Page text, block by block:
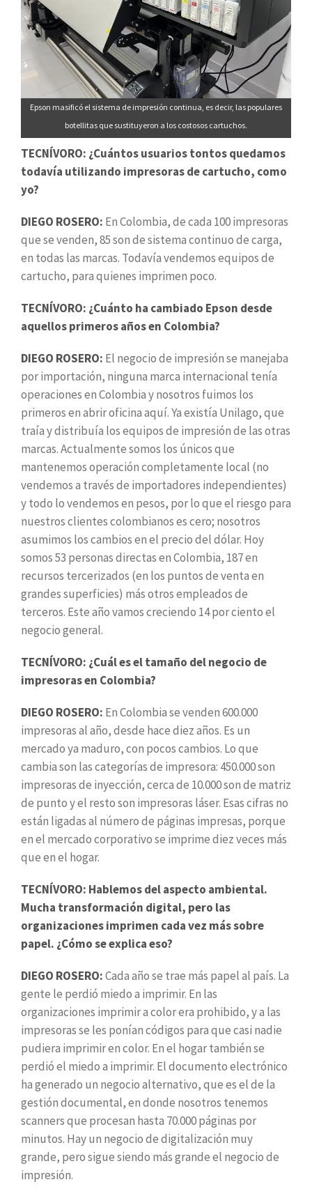
Epson masificó el sistema de impresión continua, es decir, las populares
botellitas que sustituyeron a los costosos cartuchos.
TECNÍVORO: ¿Cuántos usuarios tontos quedamos
todavía utilizando impresoras de cartucho, como
yo?
DIEGO ROSERO: En Colombia, de cada 100 impresoras
que se venden, 85 son de sistema continuo de carga,
en todas las marcas. Todavía vendemos equipos de
cartucho, para quienes imprimen poco.
TECNÍVORO: ¿Cuánto ha cambiado Epson desde
aquellos primeros años en Colombia?
DIEGO ROSERO: El negocio de impresión se manejaba
por importación, ninguna marca internacional tenía
operaciones en Colombia y nosotros fuimos los
primeros en abrir oficina aquí. Ya existía Unilago, que
traía y distribuía los equipos de impresión de las otras
marcas. Actualmente somos los únicos que
mantenemos operación completamente local (no
vendemos a través de importadores independientes)
y todo lo vendemos en pesos, por lo que el riesgo para
nuestros clientes colombianos es cero; nosotros
asumimos los cambios en el precio del dólar. Hoy
somos 53 personas directas en Colombia, 187 en
recursos tercerizados (en los puntos de venta en
grandes superficies) más otros empleados de
terceros. Este año vamos creciendo 14 por ciento el
negocio general.
TECNÍVORO: ¿Cuál es el tamaño del negocio de
impresoras en Colombia?
DIEGO ROSERO: En Colombia se venden 600.000
impresoras al año, desde hace diez años. Es un
mercado ya maduro, con pocos cambios. Lo que
cambia son las categorías de impresora: 450.000 son
impresoras de inyección, cerca de 10.000 son de matriz
de punto y el resto son impresoras láser. Esas cifras no
están ligadas al número de páginas impresas, porque
en el mercado corporativo se imprime diez veces más
que en el hogar.
TECNÍVORO: Hablemos del aspecto ambiental.
Mucha transformación digital, pero las
organizaciones imprimen cada vez más sobre
papel. ¿Cómo se explica eso?
DIEGO ROSERO:Cada año se trae más papel al país. La
gente le perdió miedo a imprimir. En las
organizaciones imprimir a color era prohibido, y a las
impresoras se les ponían códigos para que casi nadie
pudiera imprimir en color. En el hogar también se
perdió el miedo a imprimir. El documento electrónico
ha generado un negocio alternativo, que es el de la
gestión documental, en donde nosotros tenemos
scanners que procesan hasta 70.000 páginas por
minutos. Hay un negocio de digitalización muy
grande, pero sigue siendo más grande el negocio de
impresión.